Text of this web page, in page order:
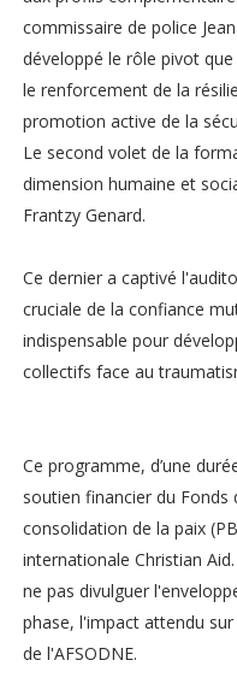
commissaire de police
développé le rôle pivot
le renforcement de la
promotion active de la
Le second volet de la
dimension humaine et
Frantzy Genard.
Ce dernier a captivé
cruciale de la confiance
indispensable pour
collectifs face au
Ce programme, d’une
soutien financier du
consolidation de la paix
internationale Christian
ne pas divulguer
phase, l'impact attendu
de l'AFSODNE.